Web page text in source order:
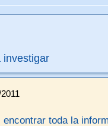
investigar
toda la